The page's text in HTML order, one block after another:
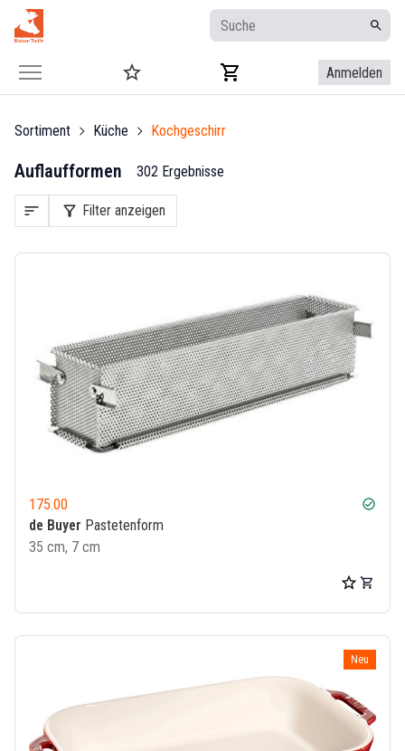
Anmelden
Sortiment Küche Kochgeschirr
Auflaufformen 302 Ergebnisse
sort filter_alt Filter anzeigen
175.00 check_circle
de Buyer Pastetenform
35 cm, 7 cm
Neu